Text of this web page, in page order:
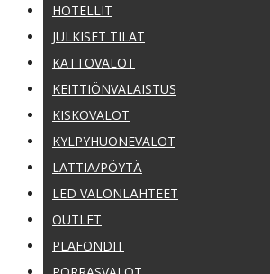
HOTELLIT
JULKISET TILAT
KATTOVALOT
KEITTIÖNVALAISTUS
KISKOVALOT
KYLPYHUONEVALOT
LATTIA/PÖYTÄ
LED VALONLÄHTEET
OUTLET
PLAFONDIT